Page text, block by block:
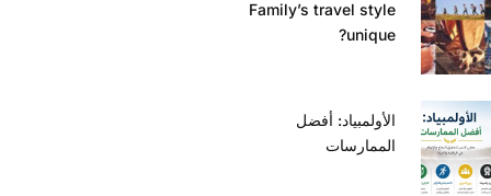
Family’s travel style
unique?
الأولمبياد: أفضل
الممارسات